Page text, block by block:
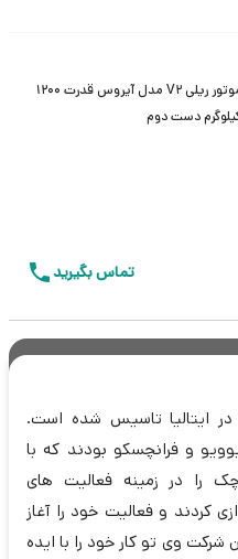
موتور ریلی V2 مدل آیروس قدرت 1200
دست دوم
تماس بگیرید
در سال 1980 در ایتالیا تاسیس شده است.
و فرانچسکو بودند که با
در زمینه فعالیت های
کردند و فعالیت خود را آغاز
شرکت وی تو کار خود را با ایده